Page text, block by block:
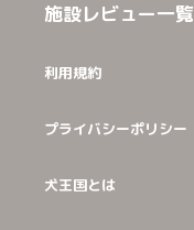
施設レビュー一覧
利用規約
プライバシーポリシー
犬王国とは